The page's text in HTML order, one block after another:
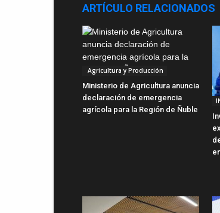
ARTÍCULO RELACIONADOS
Agricultura y Producción
Ministerio de Agricultura anuncia
declaración de emergencia
agrícola para la Región de Ñuble